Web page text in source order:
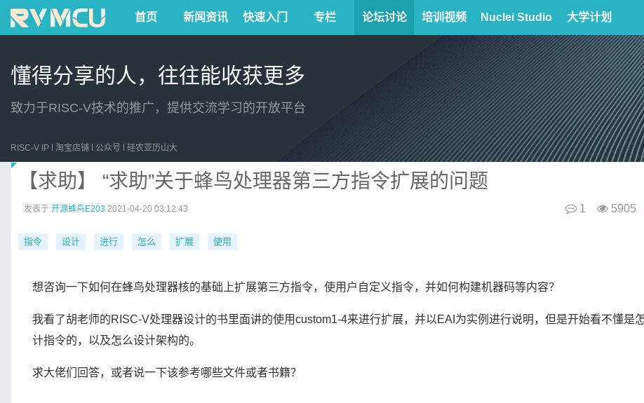
首页 新闻资讯 快速入门 专栏 论坛讨论 培训视频 Nuclei Studio 大学计划
懂得分享的人，往往能收获更多
致力于RISC-V技术的推广，提供交流学习的开放平台
RISC-V IP 淘宝店铺 公众号 硅农亚历山大
【求助】 “求助”关于蜂鸟处理器第三方指令扩展的问题
发表于 开源蜂鸟E203 2021-04-20 03:12:43 1 5905
指令 设计 进行 怎么 扩展 使用
想咨询一下如何在蜂鸟处理器核的基础上扩展第三方指令，使用户自定义指令，并如何构建机器码等内容？
我看了胡老师的RISC-V处理器设计的书里面讲的使用custom1-4来进行扩展，并以EAI为实例进行说明，但是开始看不懂是
计指令的，以及怎么设计架构的。
求大佬们回答，或者说一下该参考哪些文件或者书籍？